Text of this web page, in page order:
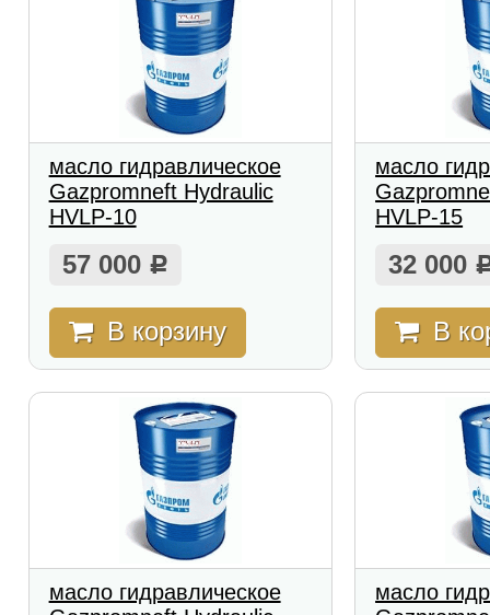
масло гидравлическое
Gazpromneft Hydraulic
HVLP-10
57 000 Р
В корзину
масло
HVLP-15
32 000
В
масло гидравлическое
масло